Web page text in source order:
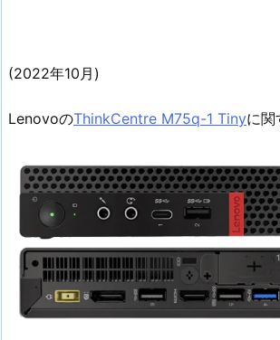
(2022年10月)
LenovoのThinkCentre M75q-1 Tinyに関